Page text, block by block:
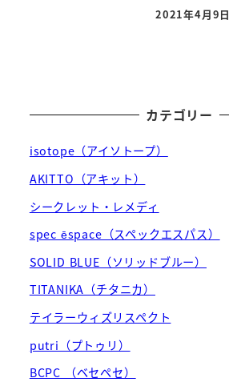
投稿日
2021年4月9日
カテゴリー
isotope（アイソトープ）
AKITTO（アキット）
シークレット・レメディ
spec ēspace（スペックエスパス）
SOLID BLUE（ソリッドブルー）
TITANIKA（チタニカ）
テイラーウィズリスペクト
putri（プトゥリ）
BCPC （ベセペセ）